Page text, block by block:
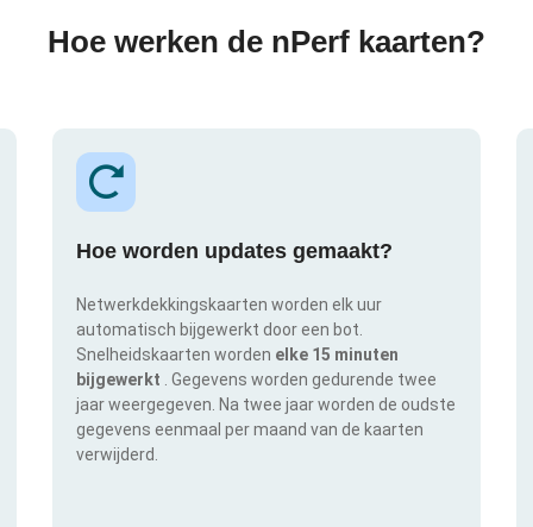
Hoe werken de nPerf kaarten?
Hoe worden updates gemaakt?
Netwerkdekkingskaarten worden elk uur
automatisch bijgewerkt door een bot.
Snelheidskaarten worden elke 15 minuten
bijgewerkt
. Gegevens worden gedurende twee
jaar weergegeven. Na twee jaar worden de oudste
gegevens eenmaal per maand van de kaarten
verwijderd.